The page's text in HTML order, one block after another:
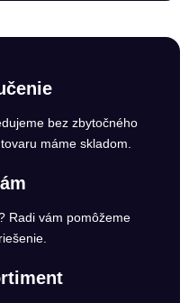
bez zbytočného
máme skladom.
Radi vám pomôžeme